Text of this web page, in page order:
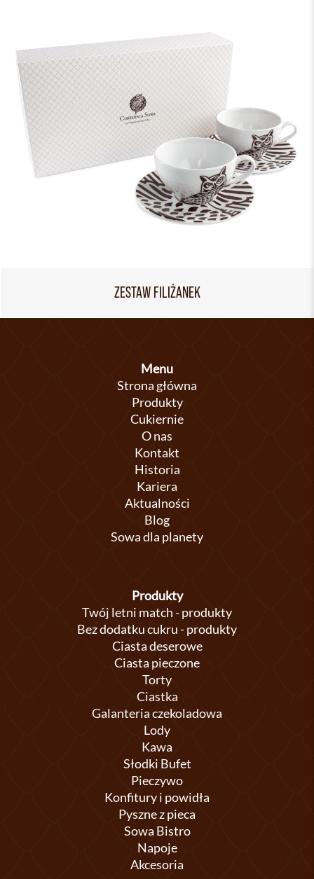
ZESTAW FILIŻANEK
Menu
Strona główna
Produkty
Cukiernie
O nas
Kontakt
Historia
Kariera
Aktualności
Blog
Sowa dla planety
Produkty
Twój letni match - produkty
Bez dodatku cukru - produkty
Ciasta deserowe
Ciasta pieczone
Torty
Ciastka
Galanteria czekoladowa
Lody
Kawa
Słodki Bufet
Pieczywo
Konfitury i powidła
Pyszne z pieca
Sowa Bistro
Napoje
Akcesoria